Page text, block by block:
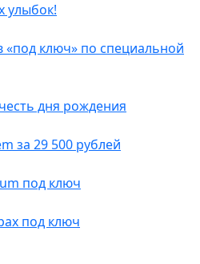
улыбок!
«под ключ» по специальной
дня рождения
за 29 500 рублей
под ключ
под ключ